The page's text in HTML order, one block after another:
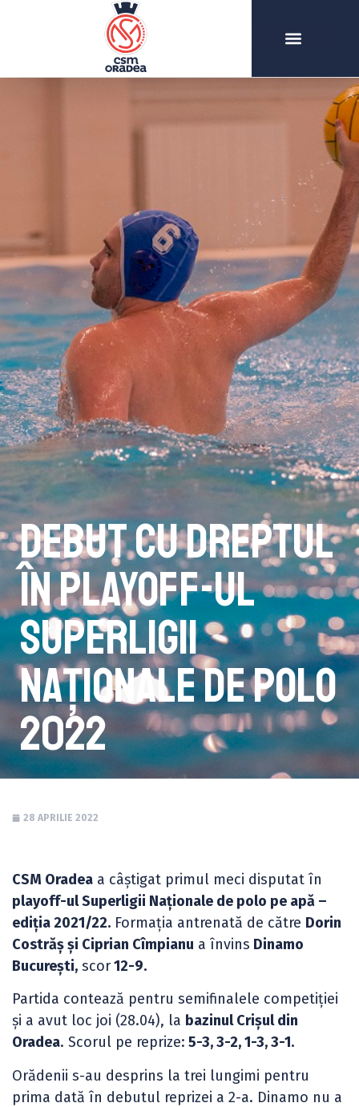
Debut cu dreptul
în playoff-ul
Superligii
Naționale de polo
2022
28 APRILIE 2022
CSM Oradea a câștigat primul meci disputat în
playoff-ul Superligii Naționale de polo pe apă –
ediția 2021/22. Formația antrenată de către Dorin
Costrăș și Ciprian Cîmpianu a învins Dinamo
București, scor12-9.
Partida contează pentru semifinalele competiției
și a avut loc joi (28.04), la bazinul Crișul din
Oradea. Scorul pe reprize: 5-3, 3-2, 1-3, 3-1.
Orădenii s-au desprins la trei lungimi pentru
prima dată în debutul reprizei a 2-a. Dinamo nu a